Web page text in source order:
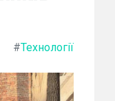
#Технології